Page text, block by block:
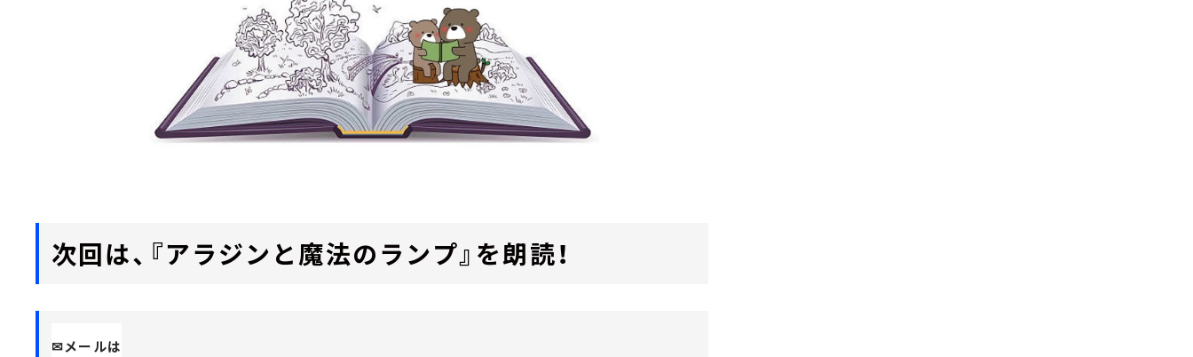
次回は、『アラジンと魔法のランプ』を朗読！
✉メールは